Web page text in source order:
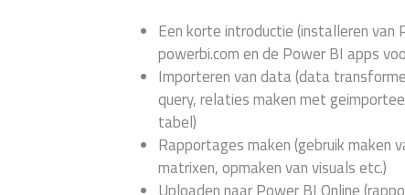
Een korte introductie (installeren van
powerbi.com en de Power BI apps
Importeren van data (data
query, relaties maken met
tabel)
Rapportages maken (gebruik maken
matrixen, opmaken van visuals etc.)